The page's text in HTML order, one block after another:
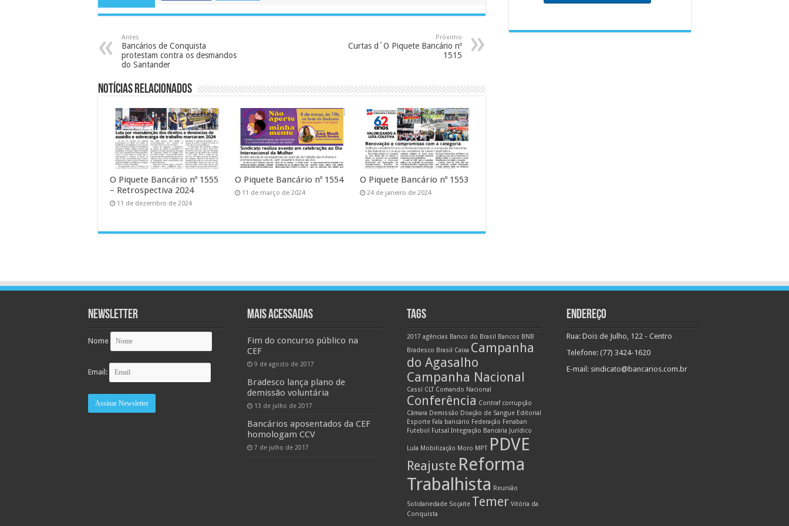
Antes
Bancários de Conquista
protestam contra os desmandos
do Santander
Próximo
Curtas d´O Piquete Bancário nº
1515
Notícias Relacionados
O Piquete Bancário nº 1555
– Retrospectiva 2024
11 de dezembro de 2024
O Piquete Bancário nº 1554
11 de março de 2024
O Piquete Bancário nº 1553
24 de janeiro de 2024
Newsletter
Nome
Email:
MAIS ACESSADAS
Fim do concurso público na
CEF
9 de agosto de 2017
Bradesco lança plano de
demissão voluntária
13 de julho de 2017
Bancários aposentados da CEF
homologam CCV
7 de julho de 2017
TAGS
2017 agências Banco do Brasil Bancos BNB
Bradesco Brasil Caixa Campanha
do Agasalho
Campanha Nacional
Cassi CLT Comando Nacional
Conferência Contraf corrupção
Câmara Demissão Doação de Sangue Editorial
Esporte Fala bancário Federação Fenaban
Futebol Futsal Integração Bancária Jurídico
Lula Mobilização Moro MPT PDVE
Reajuste Reforma
Trabalhista Reunião
Solidariedade Soçaite Temer Vitória da
Conquista
ENDEREÇO
Rua: Dois de Julho, 122 - Centro
Telefone: (77) 3424-1620
E-mail: sindicato@bancarios.com.br